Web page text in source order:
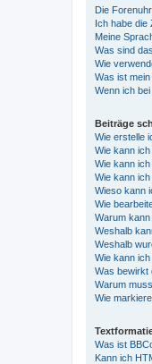
Die
Ich habe die
Meine
Was sind
Wie
Was ist
Wenn ich
Beiträge
Wie erstelle
Wie kann
Wie kann
Wie kann
Wieso kann
Wie
Warum
Weshalb
Weshalb
Wie kann
Was bewirkt
Warum
Wie
Was ist
Kann ich